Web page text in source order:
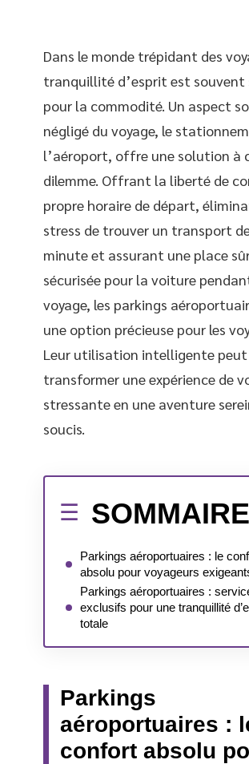
Dans le monde trépidant des
tranquillité d’esprit est souvent
pour la commodité. Un aspect
négligé du voyage, le
l’aéroport, offre une solution à
dilemme. Offrant la liberté de
propre horaire de départ,
stress de trouver un transport
minute et assurant une place
sécurisée pour la voiture
voyage, les parkings
une option précieuse pour les
Leur utilisation intelligente peut
transformer une expérience de
stressante en une aventure
soucis.
SOMMAIRE
Parkings aéroportuaires : le
absolu pour voyageurs
Parkings aéroportuaires :
exclusifs pour une tranquillité
totale
Parkings
aéroportuaires :
confort absolu